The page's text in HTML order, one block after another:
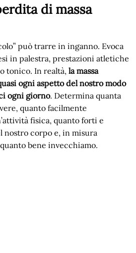
di massa
può trarre in inganno. Evoca
in palestra, prestazioni atletiche
tonico. In realtà,la massa
ogni aspetto del nostro modo
ogni giorno. Determina quanta
quanto facilmente
fisica, quanto forti e
nostro corpo e, in misura
bene invecchiamo.